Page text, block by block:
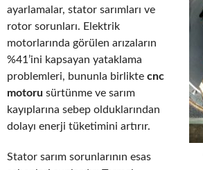
ayarlamalar, stator sarımları ve
rotor sorunları. Elektrik
motorlarında görülen arızaların
%41’ini kapsayan yataklama
problemleri, bununla birlikte cnc
motoru sürtünme ve sarım
kayıplarına sebep olduklarından
dolayı enerji tüketimini artırır.
Stator sarım sorunlarının esas